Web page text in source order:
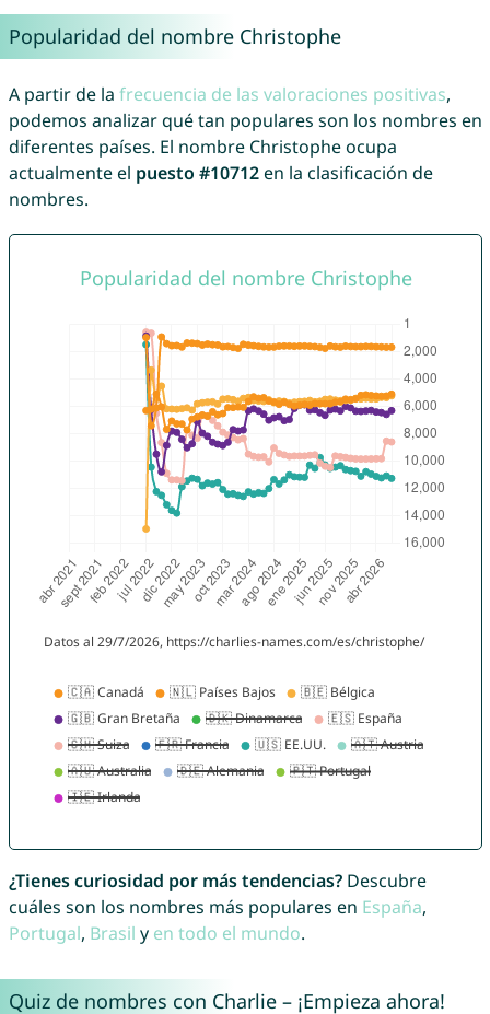
Popularidad del nombre Christophe
A partir de la frecuencia de las valoraciones positivas,
podemos analizar qué tan populares son los nombres en
diferentes países. El nombre Christophe ocupa
actualmente el puesto #10712en la clasificación de
nombres.
¿Tienes curiosidad por más tendencias?Descubre
cuáles son los nombres más populares en España,
Portugal, Brasil y en todo el mundo.
Quiz de nombres con Charlie – ¡Empieza ahora!